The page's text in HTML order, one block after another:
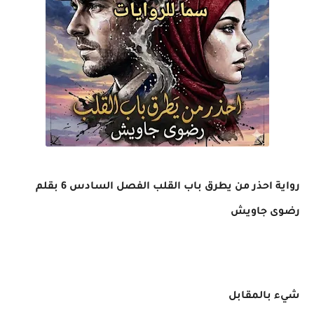
رواية احذر من يطرق باب القلب الفصل السادس 6 بقلم
رضوى جاويش
شيء بالمقابل